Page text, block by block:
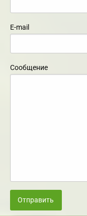
E-mail
Сообщение
Отправить